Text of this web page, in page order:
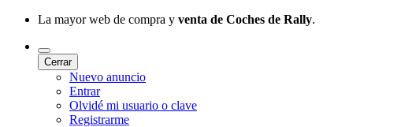
La mayor web de compra y venta de Coches de Rally.
Cerrar
Nuevo anuncio
Entrar
Olvidé mi usuario o clave
Registrarme